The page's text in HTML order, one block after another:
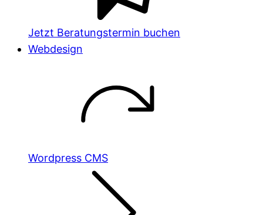
Jetzt Beratungstermin buchen
Webdesign
Wordpress CMS